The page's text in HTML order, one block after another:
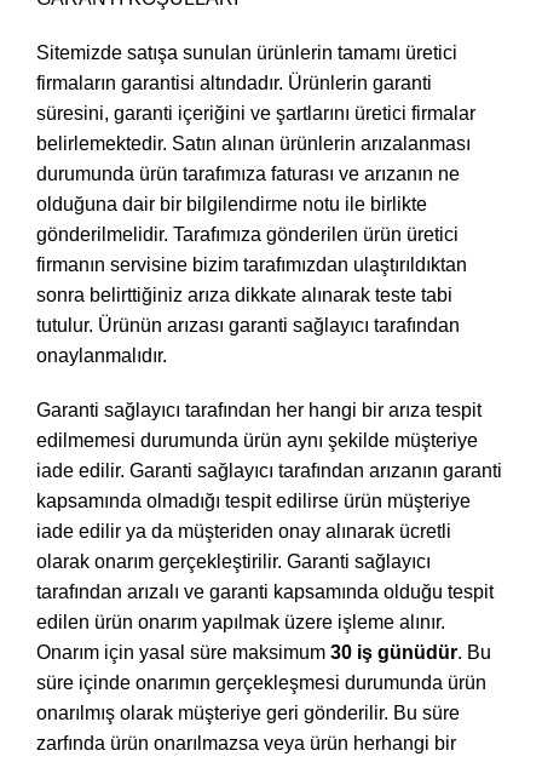
Sitemizde satışa sunulan ürünlerin tamamı üretici
firmaların garantisi altındadır. Ürünlerin garanti
süresini, garanti içeriğini ve şartlarını üretici firmalar
belirlemektedir. Satın alınan ürünlerin arızalanması
durumunda ürün tarafımıza faturası ve arızanın ne
olduğuna dair bir bilgilendirme notu ile birlikte
gönderilmelidir. Tarafımıza gönderilen ürün üretici
firmanın servisine bizim tarafımızdan ulaştırıldıktan
sonra belirttiğiniz arıza dikkate alınarak teste tabi
tutulur. Ürünün arızası garanti sağlayıcı tarafından
onaylanmalıdır.
Garanti sağlayıcı tarafından her hangi bir arıza tespit
edilmemesi durumunda ürün aynı şekilde müşteriye
iade edilir. Garanti sağlayıcı tarafından arızanın garanti
kapsamında olmadığı tespit edilirse ürün müşteriye
iade edilir ya da müşteriden onay alınarak ücretli
olarak onarım gerçekleştirilir. Garanti sağlayıcı
tarafından arızalı ve garanti kapsamında olduğu tespit
edilen ürün onarım yapılmak üzere işleme alınır.
Onarım için yasal süre maksimum 30 iş günüdür. Bu
süre içinde onarımın gerçekleşmesi durumunda ürün
onarılmış olarak müşteriye geri gönderilir. Bu süre
zarfında ürün onarılmazsa veya ürün herhangi bir